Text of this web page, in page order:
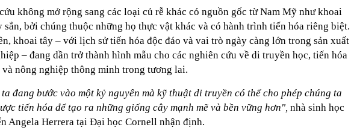
không mở rộng sang các loại củ rễ khác có nguồn gốc từ Nam Mỹ như khoai
sắn, bởi chúng thuộc những họ thực vật khác và có hành trình tiến hóa riêng biệt.
khoai tây – với lịch sử tiến hóa độc đáo và vai trò ngày càng lớn trong sản xuất
– đang dần trở thành hình mẫu cho các nghiên cứu về di truyền học, tiến hóa
nông nghiệp thông minh trong tương lai.
ta đang bước vào một kỷ nguyên mà kỹ thuật di truyền có thể cho phép chúng ta
tiến hóa để tạo ra những giống cây mạnh mẽ và bền vững hơn", nhà sinh học
Angela Herrera tại Đại học Cornell nhận định.